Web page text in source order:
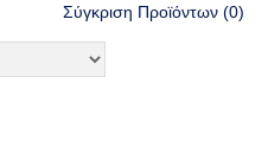
Σύγκριση Προϊόντων (0)